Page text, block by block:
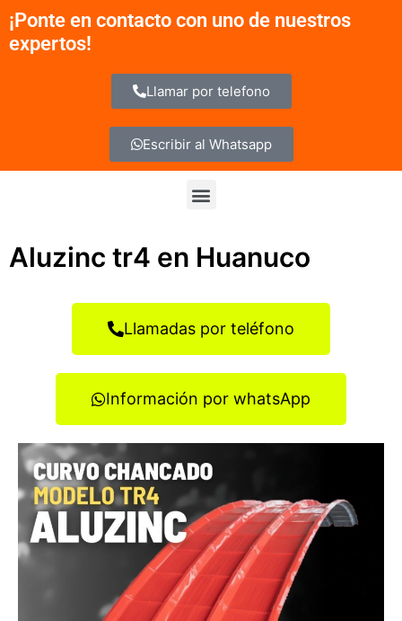
contenido
¡Ponte en contacto con uno de nuestros
expertos!
Llamar por telefono
Escribir al Whatsapp
Menu
Aluzinc tr4 en Huanuco
Llamadas por teléfono
Información por whatsApp